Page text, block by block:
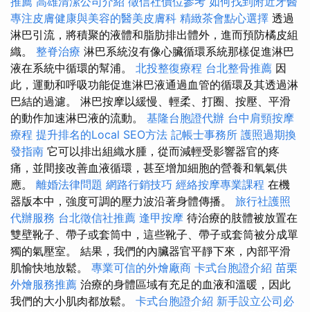
專注皮膚健康與美容的醫美皮膚科 精緻茶會點心選擇 透過
淋巴引流，將積聚的液體和脂肪排出體外，進而預防橘皮組
織。 整脊治療 淋巴系統沒有像心臟循環系統那樣促進淋巴
液在系統中循環的幫浦。 北投整復療程 台北整骨推薦 因
此，運動和呼吸功能促進淋巴液通過血管的循環及其透過淋
巴結的過濾。 淋巴按摩以緩慢、輕柔、打圈、按壓、平滑
的動作加速淋巴液的流動。 基隆台胞證代辦 台中肩頸按摩
療程 提升排名的Local SEO方法 記帳士事務所 護照過期換
發指南 它可以排出組織水腫，從而減輕受影響器官的疼
痛，並間接改善血液循環，甚至增加細胞的營養和氧氣供
應。 離婚法律問題 網路行銷技巧 經絡按摩專業課程 在機
器版本中，強度可調的壓力波沿著身體傳播。 旅行社護照
代辦服務 台北徵信社推薦 逢甲按摩 待治療的肢體被放置在
雙壁靴子、帶子或套筒中，這些靴子、帶子或套筒被分成單
獨的氣壓室。 結果，我們的內臟器官平靜下來，內部平滑
肌愉快地放鬆。 專業可信的外燴廠商 卡式台胞證介紹 苗栗
外燴服務推薦 治療的身體區域有充足的血液和溫暖，因此
我們的大小肌肉都放鬆。 卡式台胞證介紹 新手設立公司必